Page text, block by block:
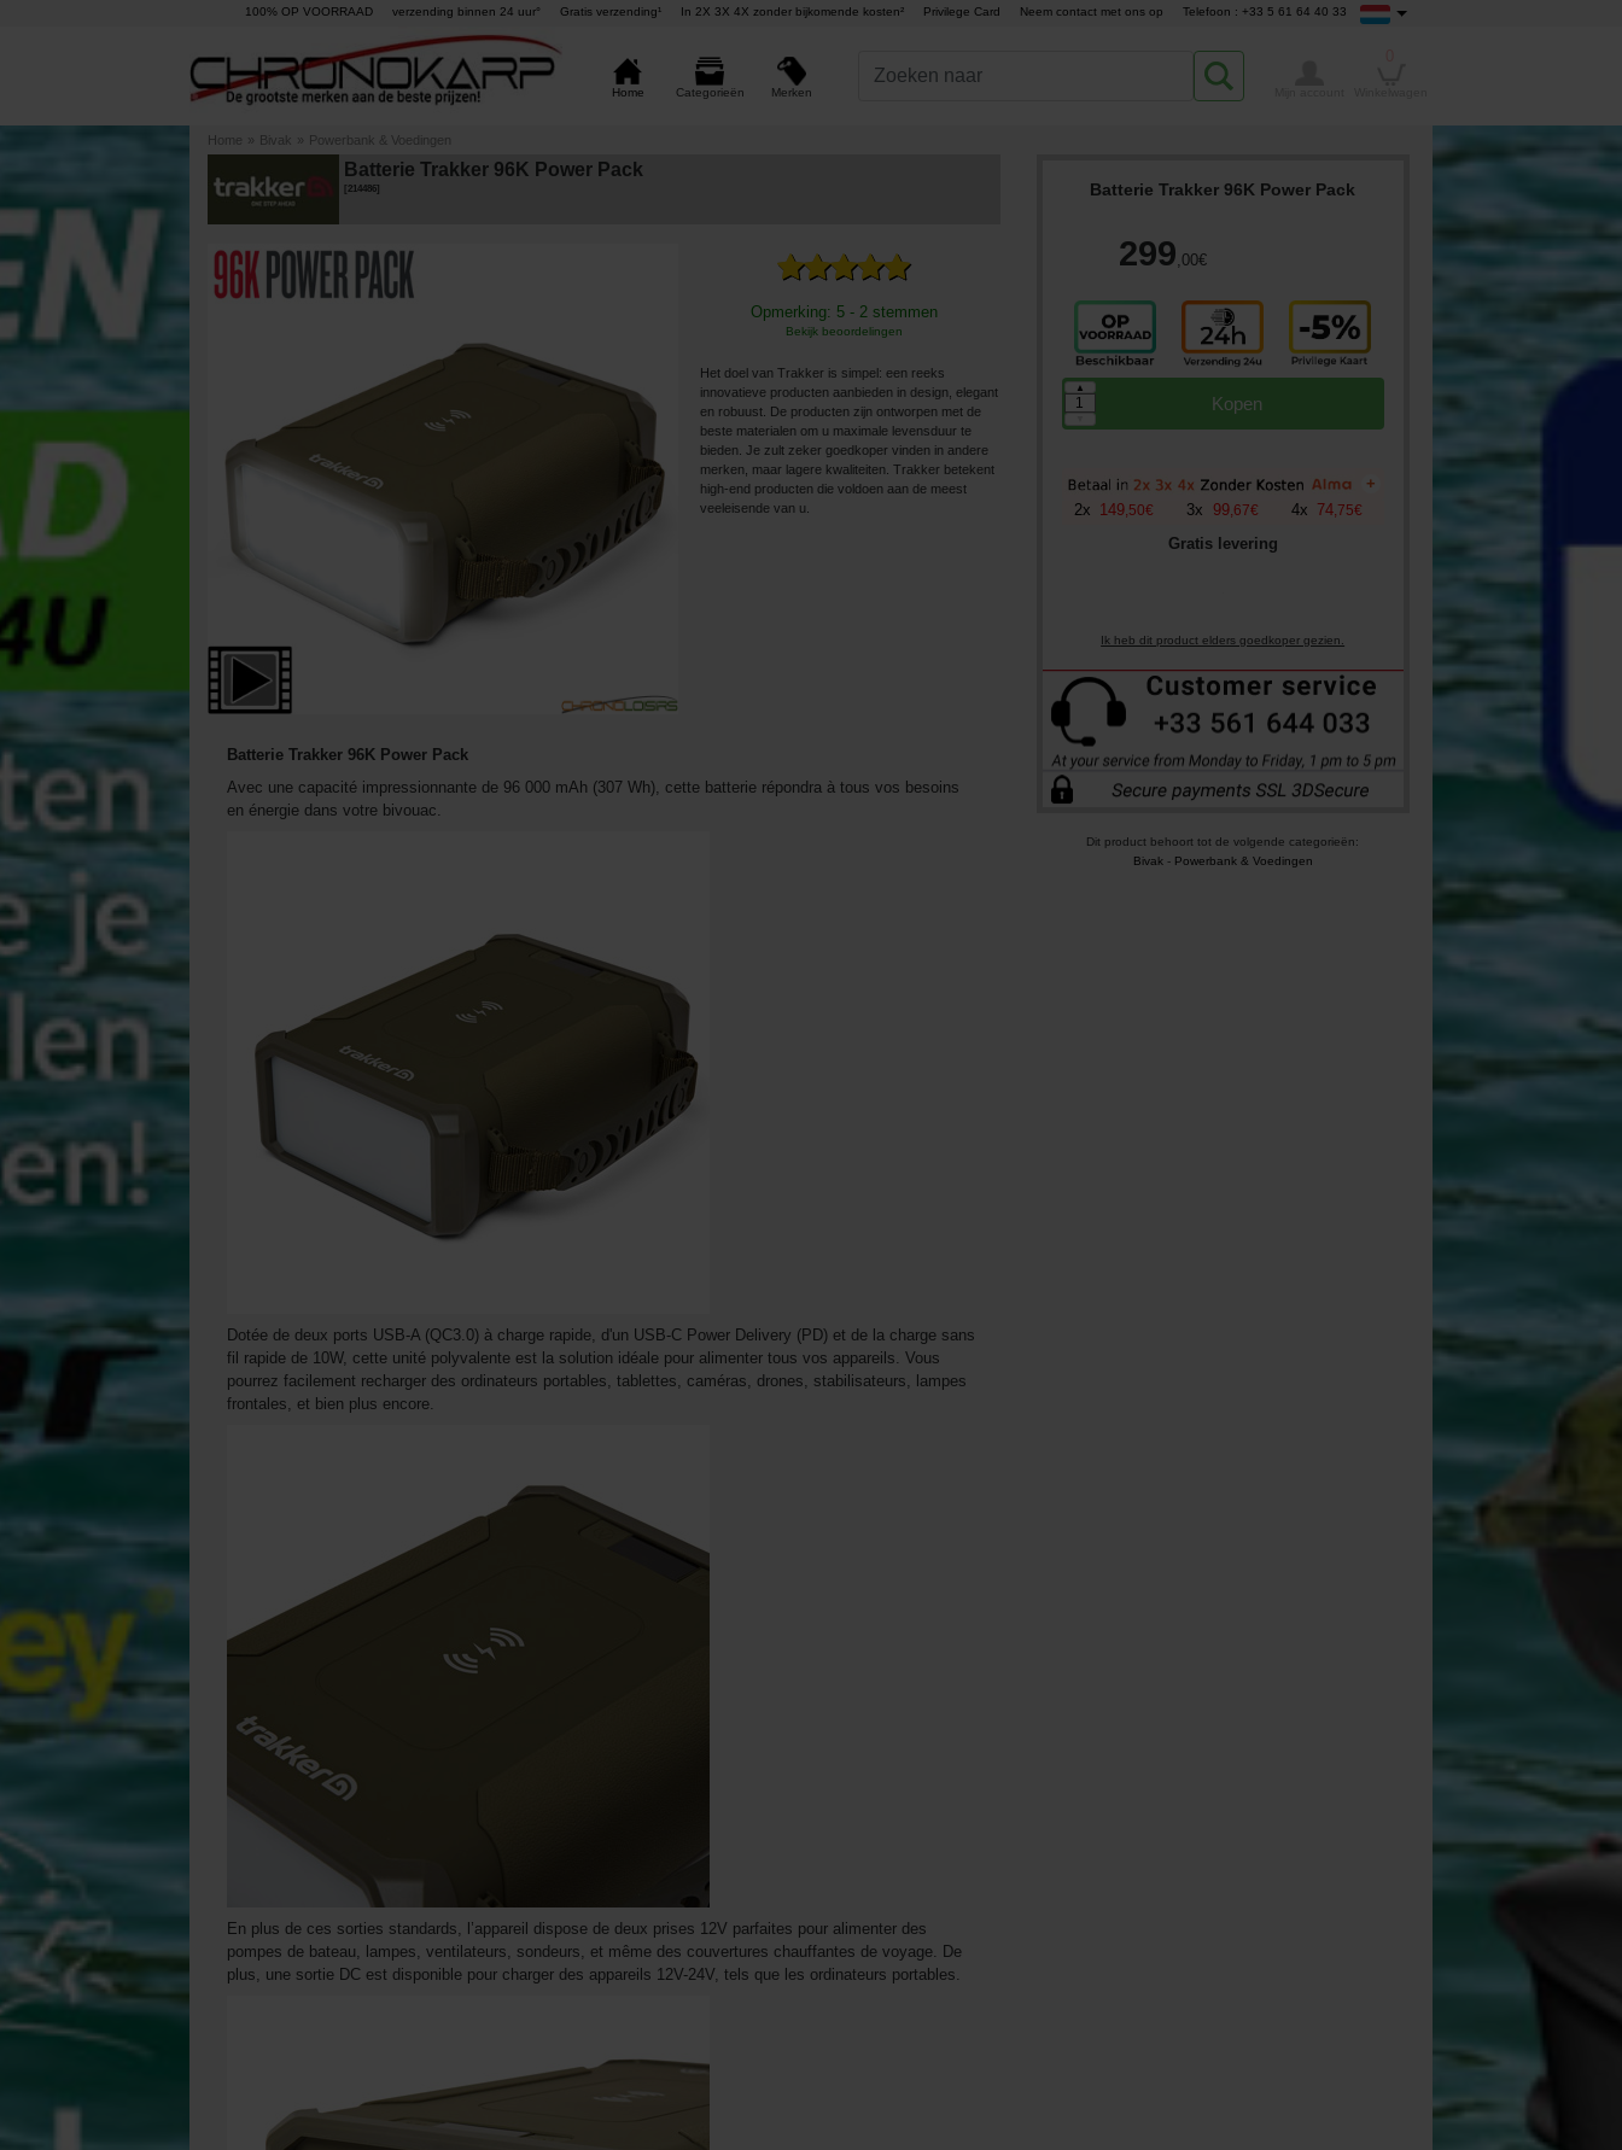
100% OP VOORRAAD verzending binnen 24 uur° Gratis verzending¹ In 2X 3X 4X zonder bijkomende kosten² Privilege Card Neem contact met ons op Telefoon : +33 5 61 64 40 33
Home Categorieën Merken
Home » Bivak » Powerbank & Voedingen
Batterie Trakker 96K Power Pack
214486]
Opmerking: 5 - 2 stemmen
Bekijk beoordelingen
Het doel van Trakker is simpel: een reeks
innovatieve producten aanbieden in design, elegant
en robuust. De producten zijn ontworpen met de
beste materialen om u maximale levensduur te
bieden. Je zult zeker goedkoper vinden in andere
merken, maar lagere kwaliteiten. Trakker betekent
high-end producten die voldoen aan de meest
veeleisende van u.
Batterie Trakker 96K Power Pack
299,00€
Kopen
▲
+
2x 149, 50€ 3x 99, 67€ 4x 74 75€
Gratis levering
Ik heb dit product elders goedkoper gezien.
Dit product behoort tot de volgende categorieën:
Bivak- Powerbank & Voedingen
Batterie Trakker 96K Power Pack
Avec une capacité impressionnante de 96 000 mAh (307 Wh), cette batterie répondra à tous vos besoins
en énergie dans votre bivouac.
Dotée de deux ports USB-A (QC3.0) à charge rapide, d'un USB-C Power Delivery (PD) et de la charge sans
fil rapide de 10W, cette unité polyvalente est la solution idéale pour alimenter tous vos appareils. Vous
pourrez facilement recharger des ordinateurs portables, tablettes, caméras, drones, stabilisateurs, lampes
frontales, et bien plus encore.
En plus de ces sorties standards, l’appareil dispose de deux prises 12V parfaites pour alimenter des
pompes de bateau, lampes, ventilateurs, sondeurs, et même des couvertures chauffantes de voyage. De
plus, une sortie DC est disponible pour charger des appareils 12V-24V, tels que les ordinateurs portables.